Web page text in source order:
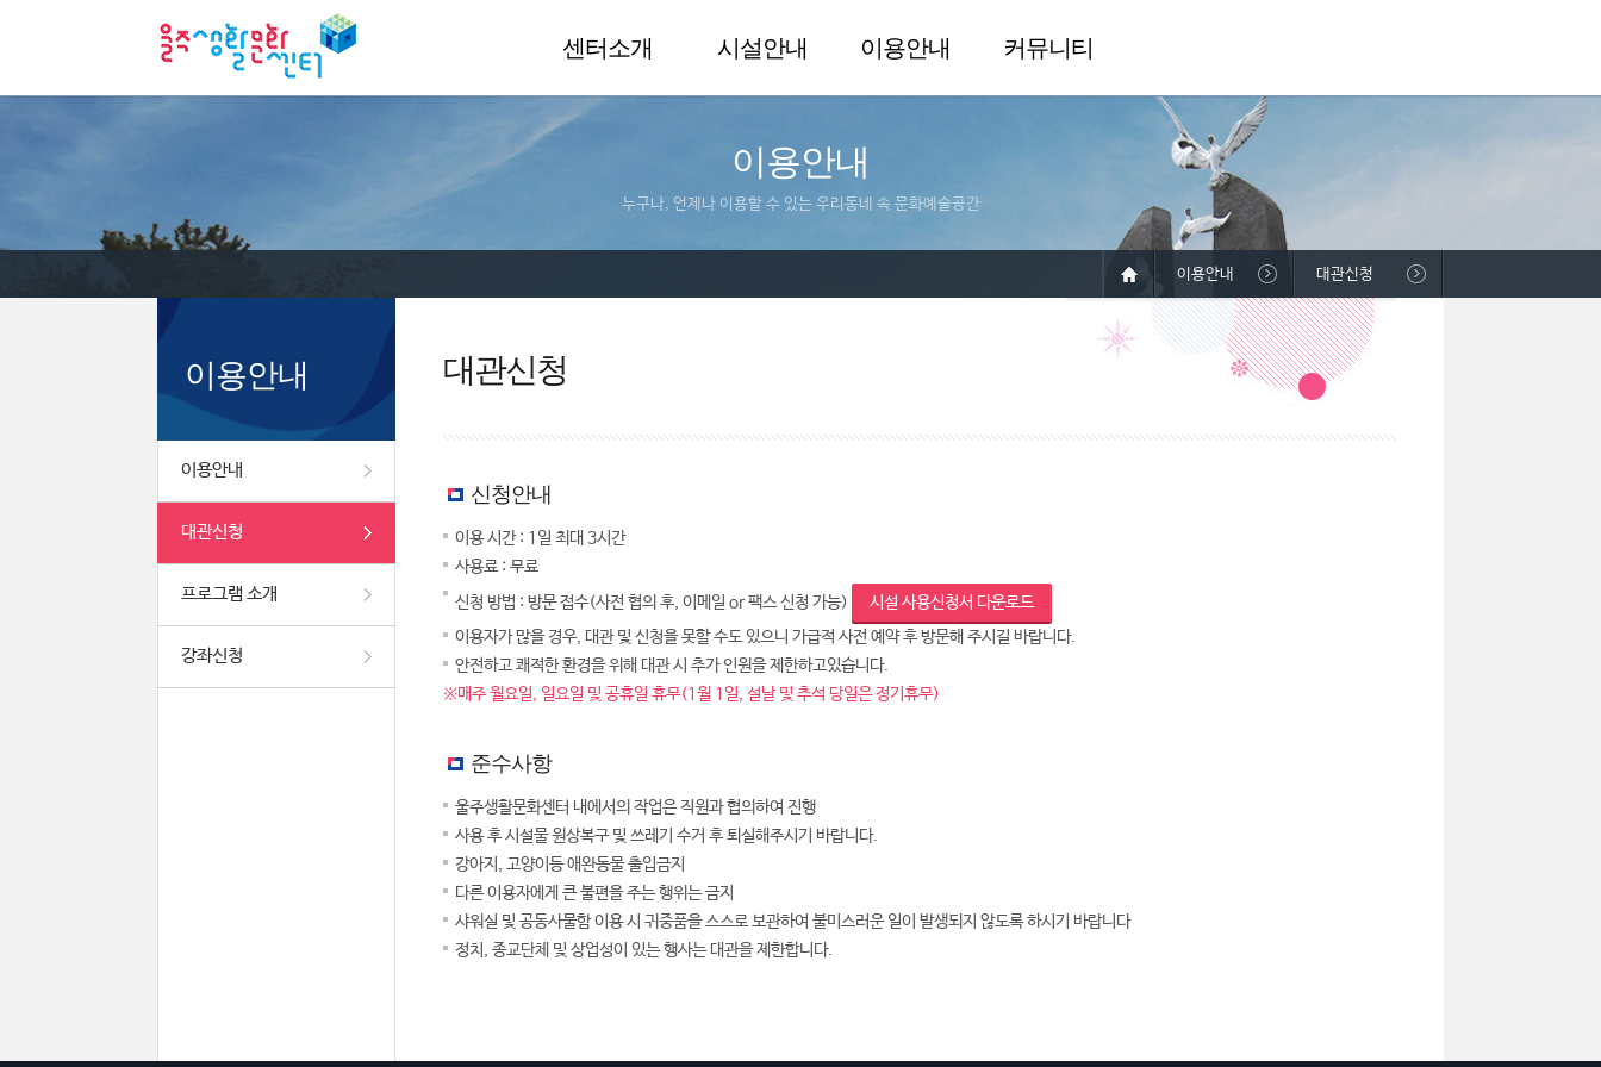
센터소개 시설안내 이용안내 커뮤니티
이용안내
누구나, 언제나 이용할 수 있는 우리동네 속 문화예술공간
이용안내
이용안내
대관신청
프로그램 소개
강좌신청
이용안내 대관신청
대관신청
신청안내
이용 시간 : 1일 최대 3시간
사용료 : 무료
신청 방법 : 방문 접수(사전 협의 후, 이메일 or 팩스 신청 가능)
시설 사용신청서 다운로드
이용자가 많을 경우, 대관 및 신청을 못할 수도 있으니 가급적 사전 예약 후 방문해 주시길 바랍니다.
안전하고 쾌적한 환경을 위해 대관 시 추가 인원을 제한하고있습니다.
※매주 월요일, 일요일 및 공휴일 휴무(1월 1일, 설날 및 추석 당일은 정기휴무)
준수사항
울주생활문화센터 내에서의 작업은 직원과 협의하여 진행
사용 후 시설물 원상복구 및 쓰레기 수거 후 퇴실해주시기 바랍니다.
강아지, 고양이등 애완동물 출입금지
다른 이용자에게 큰 불편을 주는 행위는 금지
샤워실 및 공동사물함 이용 시 귀중품을 스스로 보관하여 불미스러운 일이 발생되지 않도록 하시기 바랍니다
정치, 종교단체 및 상업성이 있는 행사는 대관을 제한합니다.